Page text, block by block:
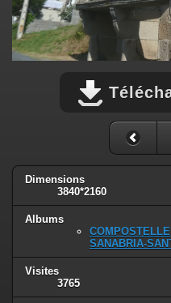
Dimensions
3840*2160
Albums
COMPOSTELLE
SANABRIA-
Visites
3765